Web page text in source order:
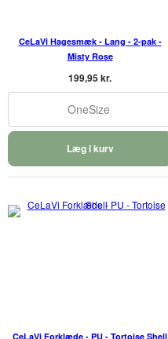
CeLaVi Hagesmæk - Lang - 2-pak -
Misty Rose
199,95 kr.
OneSize
Læg i kurv
CeLaVi Forklæde - PU - Tortoise Shell